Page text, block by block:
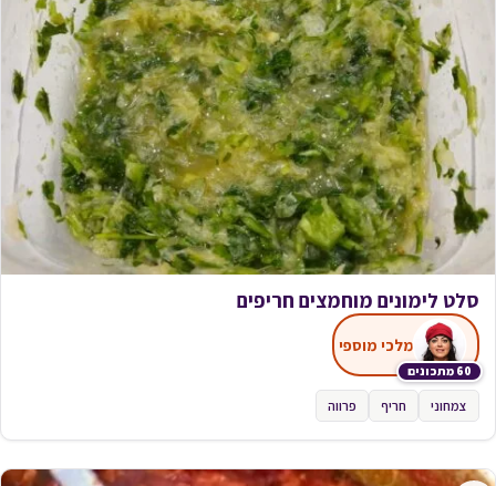
סלט לימונים מוחמצים חריפים
60 מתכונים
מלכי מוספי
צמחוני חריף פרווה